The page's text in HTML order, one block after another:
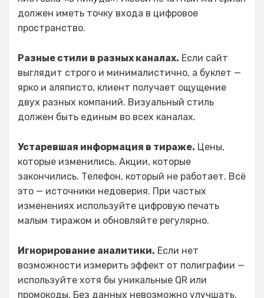
должен иметь точку входа в цифровое
пространство.
Разные стили в разных каналах. Если сайт
выглядит строго и минималистично, а буклет —
ярко и аляписто, клиент получает ощущение
двух разных компаний. Визуальный стиль
должен быть единым во всех каналах.
Устаревшая информация в тираже. Цены,
которые изменились. Акции, которые
закончились. Телефон, который не работает. Всё
это — источники недоверия. При частых
изменениях используйте цифровую печать
малым тиражом и обновляйте регулярно.
Игнорирование аналитики. Если нет
возможности измерить эффект от полиграфии —
используйте хотя бы уникальные QR или
промокоды. Без данных невозможно улучшать.